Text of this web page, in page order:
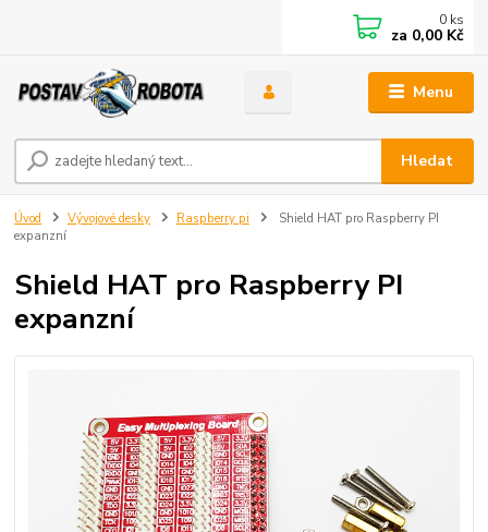
Menu
Hledat
0 ks
za 0,00 Kč
Úvod Vývojové desky Raspberry pi
Shield HAT pro Raspberry PI
expanzní
Shield HAT pro Raspberry PI
expanzní